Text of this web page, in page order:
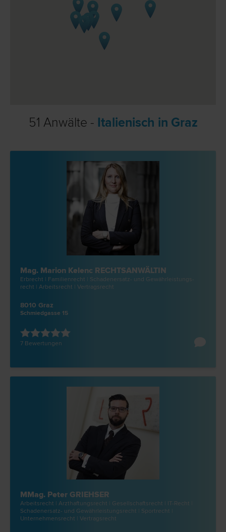
51 Anwälte - Italienisch in Graz
Mag. Marion Kelenc RECHTSANWÄLTIN
Erb­recht | Familien­recht | Schadenersatz- und Gewährleistungs­
recht | Arbeits­recht | Vertrags­recht
8010 Graz
Schmiedgasse 15
7 Bewertungen
MMag. Peter GRIEHSER
Arbeits­recht | Arzthaftungs­recht | Gesellschafts­recht | IT-Recht |
Schadenersatz- und Gewährleistungs­recht | Sport­recht |
Unternehmens­recht | Vertrags­recht